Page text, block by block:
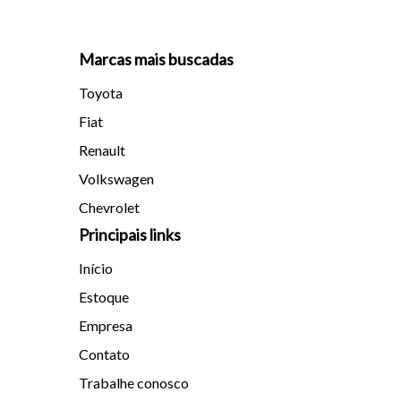
Marcas mais buscadas
Toyota
Fiat
Renault
Volkswagen
Chevrolet
Principais links
Início
Estoque
Empresa
Contato
Trabalhe conosco